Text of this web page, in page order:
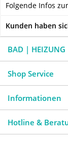
Folgende Infos
Kunden haben
BAD | HEIZUNG
Shop Service
Informationen
Hotline &